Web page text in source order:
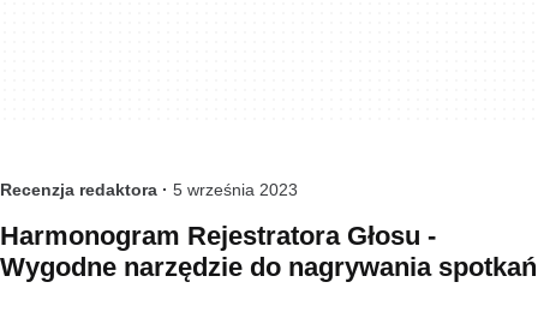
Recenzja redaktora · 5 września 2023
Harmonogram Rejestratora Głosu -
Wygodne narzędzie do nagrywania spotkań